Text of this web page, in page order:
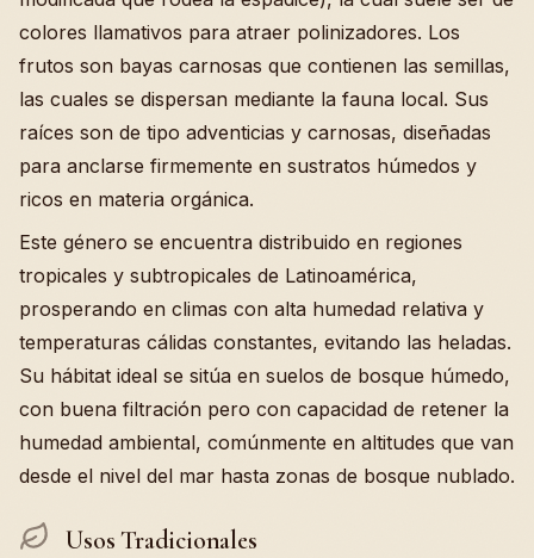
colores llamativos para atraer polinizadores. Los
frutos son bayas carnosas que contienen las semillas,
las cuales se dispersan mediante la fauna local. Sus
raíces son de tipo adventicias y carnosas, diseñadas
para anclarse firmemente en sustratos húmedos y
ricos en materia orgánica.
Este género se encuentra distribuido en regiones
tropicales y subtropicales de Latinoamérica,
prosperando en climas con alta humedad relativa y
temperaturas cálidas constantes, evitando las heladas.
Su hábitat ideal se sitúa en suelos de bosque húmedo,
con buena filtración pero con capacidad de retener la
humedad ambiental, comúnmente en altitudes que van
desde el nivel del mar hasta zonas de bosque nublado.
Usos Tradicionales